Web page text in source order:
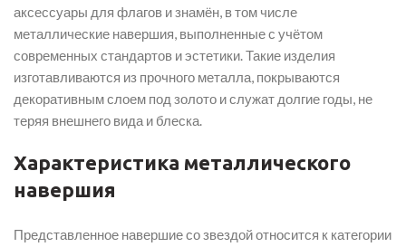
аксессуары для флагов и знамён, в том числе
металлические навершия, выполненные с учётом
современных стандартов и эстетики. Такие изделия
изготавливаются из прочного металла, покрываются
декоративным слоем под золото и служат долгие годы, не
теряя внешнего вида и блеска.
Характеристика металлического
навершия
Представленное навершие со звездой относится к категории